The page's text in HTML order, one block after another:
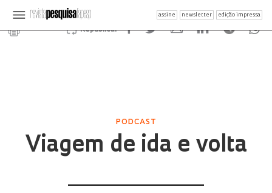
assine newsletter edição impressa
Republicar
PODCAST
Viagem de ida e volta